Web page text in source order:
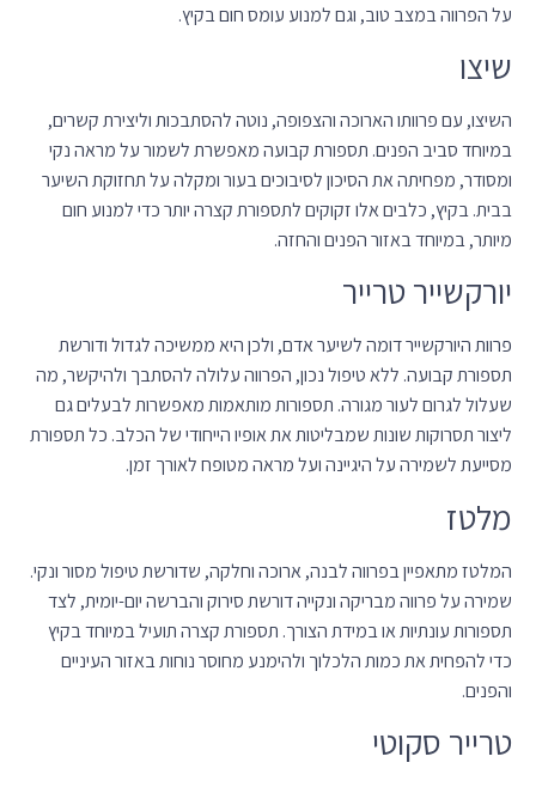
על הפרווה במצב טוב, וגם למנוע עומס חום בקיץ.
שיצו
השיצו, עם פרוותו הארוכה והצפופה, נוטה להסתבכות וליצירת קשרים,
במיוחד סביב הפנים. תספורת קבועה מאפשרת לשמור על מראה נקי
ומסודר, מפחיתה את הסיכון לסיבוכים בעור ומקלה על תחזוקת השיער
בבית. בקיץ, כלבים אלו זקוקים לתספורת קצרה יותר כדי למנוע חום
מיותר, במיוחד באזור הפנים והחזה.
יורקשייר טרייר
פרוות היורקשייר דומה לשיער אדם, ולכן היא ממשיכה לגדול ודורשת
תספורת קבועה. ללא טיפול נכון, הפרווה עלולה להסתבך ולהיקשר, מה
שעלול לגרום לעור מגורה. תספורות מותאמות מאפשרות לבעלים גם
ליצור תסרוקות שונות שמבליטות את אופיו הייחודי של הכלב. כל תספורת
מסייעת לשמירה על היגיינה ועל מראה מטופח לאורך זמן.
מלטז
המלטז מתאפיין בפרווה לבנה, ארוכה וחלקה, שדורשת טיפול מסור ונקי.
שמירה על פרווה מבריקה ונקייה דורשת סירוק והברשה יום-יומית, לצד
תספורות עונתיות או במידת הצורך. תספורת קצרה תועיל במיוחד בקיץ
כדי להפחית את כמות הלכלוך ולהימנע מחוסר נוחות באזור העיניים
והפנים.
טרייר סקוטי